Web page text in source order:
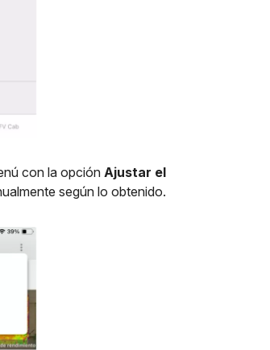
con la opción Ajustar el
según lo obtenido.